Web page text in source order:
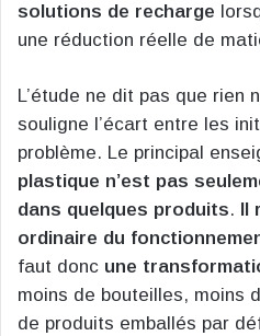
solutions de recharge
une réduction réelle de
L’étude ne dit pas que rien
souligne l’écart entre les
problème. Le principal
plastique n’est pas
dans quelques produits.
ordinaire du
faut donc une
moins de bouteilles, moins
de produits emballés par